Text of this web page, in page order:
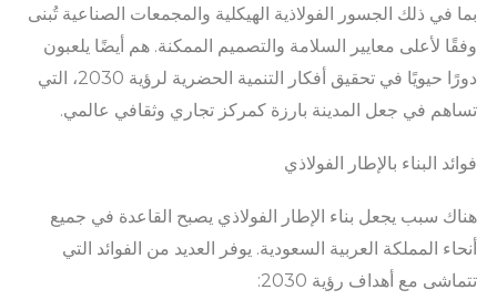
بما في ذلك الجسور الفولاذية الهيكلية والمجمعات الصناعية تُبنى
وفقًا لأعلى معايير السلامة والتصميم الممكنة. هم أيضًا يلعبون
دورًا حيويًا في تحقيق أفكار التنمية الحضرية لرؤية 2030، التي
تساهم في جعل المدينة بارزة كمركز تجاري وثقافي عالمي.
فوائد البناء بالإطار الفولاذي
هناك سبب يجعل بناء الإطار الفولاذي يصبح القاعدة في جميع
أنحاء المملكة العربية السعودية. يوفر العديد من الفوائد التي
تتماشى مع أهداف رؤية 2030: